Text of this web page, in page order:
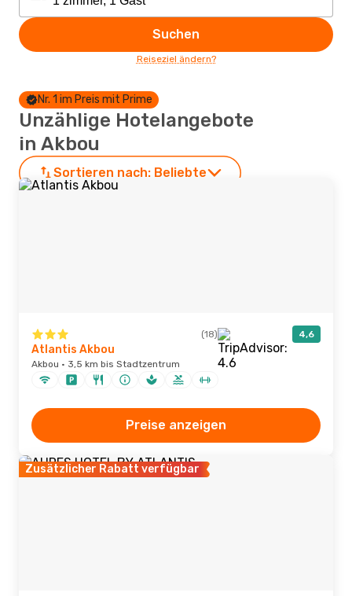
Suchen
Reiseziel ändern?
Nr. 1 im Preis mit Prime
Unzählige Hotelangebote
in Akbou
Sortieren nach: Beliebte
(18) 4,6
Atlantis Akbou
Akbou · 3,5 km bis Stadtzentrum
Preise anzeigen
Zusätzlicher Rabatt verfügbar